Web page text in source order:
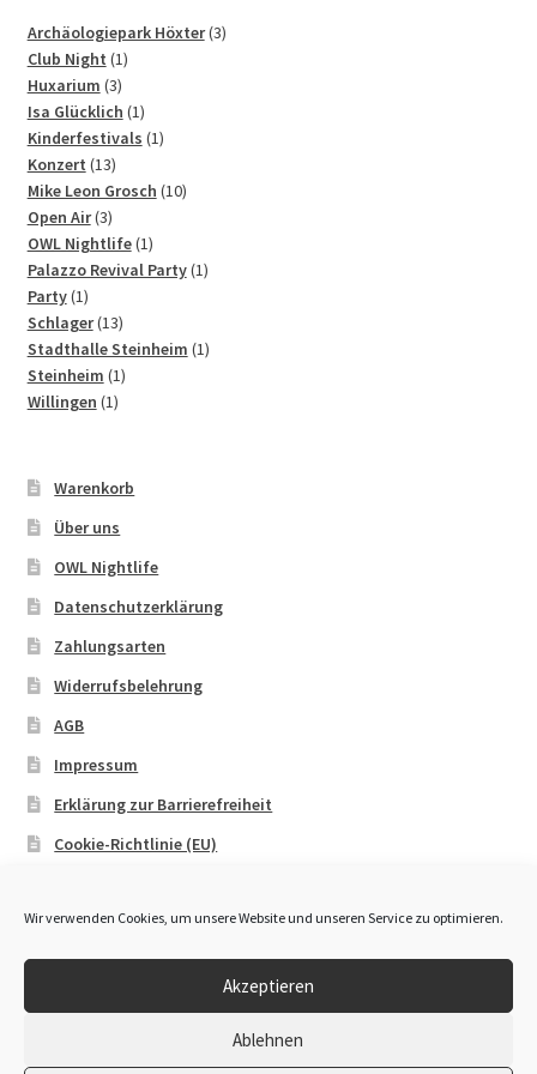
Wir verwenden Cookies, um unsere Website und unseren Service zu optimieren.
Akzeptieren
Ablehnen
Archäologiepark Höxter 33
Club Night 11
Huxarium 33
Produkte
Isa Glücklich 11
Produkt
Kinderfestivals 11
Konzert 1313
Produkte
Mike Leon Grosch 1010
Open Air 33
Produkte
OWL Nightlife 11
Produkt
Palazzo Revival Party 11
Party 11
Produkt
Schlager 1313
Produkte
Stadthalle Steinheim 11
Steinheim 11
Willingen 11
Warenkorb
Über uns
OWL Nightlife
Datenschutzerklärung
Zahlungsarten
Widerrufsbelehrung
AGB
Impressum
Erklärung zur Barrierefreiheit
Cookie-Richtlinie (EU)
© OWL Booking 2026
Erstellt mit WooCommerce